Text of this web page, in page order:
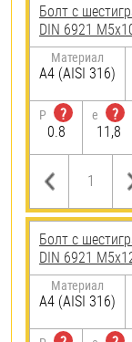
Болт с
DIN 6921
Материал
A4 (AISI 316)
P
?
0.8
e
?
11,8
Болт с
DIN 6921
Материал
A4 (AISI 316)